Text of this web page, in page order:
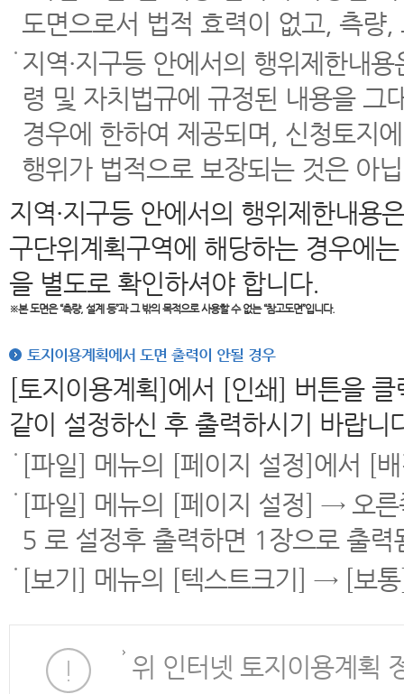
도면으로서 법적 효력이 없고, 측량
지역·지구등 안에서의 행위제한내
령 및 자치법규에 규정된 내용을 그
경우에 한하여 제공되며, 신청토지
행위가 법적으로 보장되는 것은 아
지역·지구등 안에서의 행위제한내용
구단위계획구역에 해당하는 경우에
을 별도로 확인하셔야 합니다.
※본 도면은“측량, 설계 등”과 그 밖의 목적으로 사용할 수 없는 “참고도면”입니다.
토지이용계획에서 도면 출력이 안될 경우
[토지이용계획]에서 [인쇄] 버튼을
같이 설정하신 후 출력하시기 바랍니
[파일] 메뉴의 [페이지 설정]에서 [
[파일] 메뉴의 [페이지 설정] → 오
5 로 설정후 출력하면 1장으로 출력
[보기] 메뉴의 [텍스트크기] → [보
위 인터넷 토지이용계획